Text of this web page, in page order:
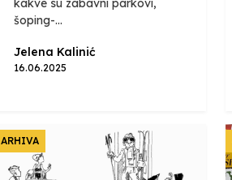
šoping-...
Jelena Kalinić
16.06.2025
ARHIVA